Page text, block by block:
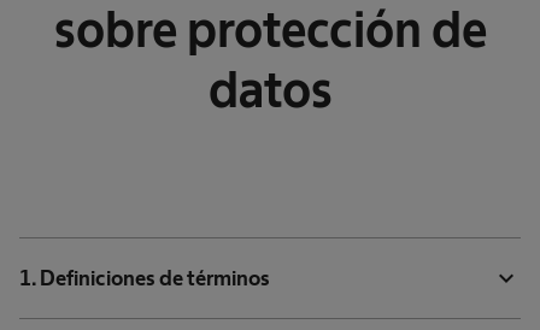
sobre protección de
datos
1. Definiciones de términos expand_more